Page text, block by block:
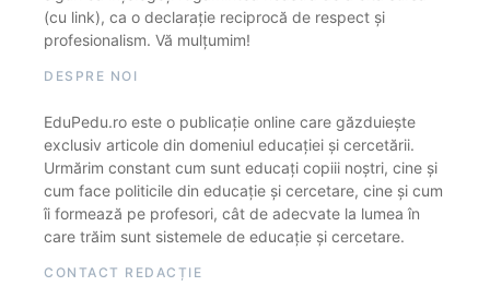
(cu link), ca o declarație reciprocă de respect și
profesionalism. Vă mulțumim!
DESPRE NOI
EduPedu.ro este o publicație online care găzduiește
exclusiv articole din domeniul educației și cercetării.
Urmărim constant cum sunt educați copiii noștri, cine și
cum face politicile din educație și cercetare, cine și cum
îi formează pe profesori, cât de adecvate la lumea în
care trăim sunt sistemele de educație și cercetare.
CONTACT REDACȚIE